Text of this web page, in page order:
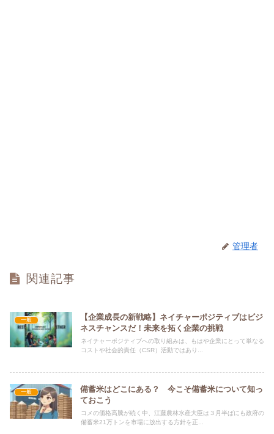
管理者
関連記事
一般
【企業成長の新戦略】ネイチャーポジティブはビジ
ネスチャンスだ！未来を拓く企業の挑戦
ネイチャーポジティブへの取り組みは、もはや企業にとって単なる
コストや社会的責任（CSR）活動ではあり...
一般
備蓄米はどこにある？ 今こそ備蓄米について知っ
ておこう
コメの価格高騰が続く中、江藤農林水産大臣は３月半ばにも政府の
備蓄米21万トンを市場に放出する方針を正...